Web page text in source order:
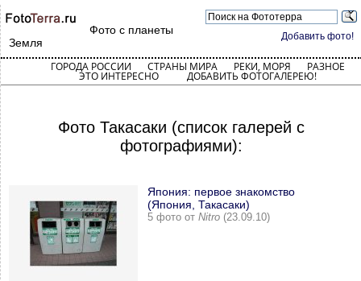
Добавить фото!
Фото с планеты
Земля
ГОРОДА РОССИИ СТРАНЫ МИРА РЕКИ, МОРЯ РАЗНОЕ
ЭТО ИНТЕРЕСНО ДОБАВИТЬ ФОТОГАЛЕРЕЮ!
Фото Такасаки (список галерей с
фотографиями):
Япония: первое знакомство
(Япония, Такасаки)
5 фото от Nitro (23.09.10)